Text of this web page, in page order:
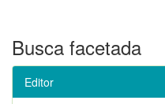
Busca facetada
Editor